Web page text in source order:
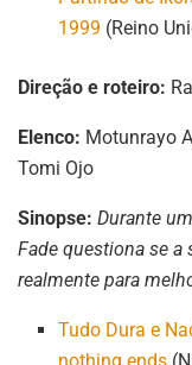
1999 (Reino
Direção e roteiro:
Elenco: Motunrayo
Tomi Ojo
Sinopse: Durante
Fade questiona se a
realmente para
Tudo Dura e